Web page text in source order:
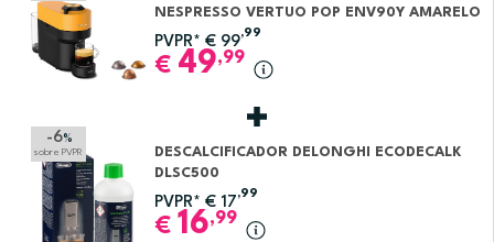
NESPRESSO VERTUO POP ENV90Y AMARELO
PVPR* € 99
,99
€ 49,99
-6%
sobre PVPR
DESCALCIFICADOR DELONGHI ECODECALK
DLSC500
PVPR* € 17
,99
€ 16,99